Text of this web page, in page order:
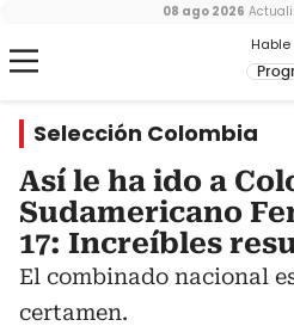
Hable
08 ago 2026
Selección Colombia
Así le ha ido a
Sudamericano
17: Increíbles
El combinado nacional
certamen.